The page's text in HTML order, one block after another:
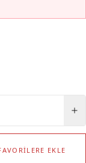
EKLE